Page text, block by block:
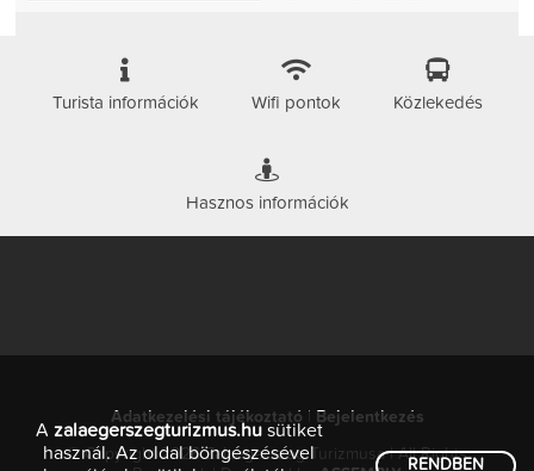
Turista információk Wifi pontok Közlekedés
Hasznos információk
Adatkezelési tájékoztató Bejelentkezés
© Copyright 2026 Zalaegerszeg Turizmusa | All Rights
A zalaegerszegturizmus.husütiket
használ. Az oldal böngészésével
RENDBEN